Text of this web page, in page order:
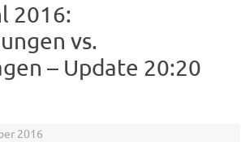
2016:
vs.
– Update 20:20
2016